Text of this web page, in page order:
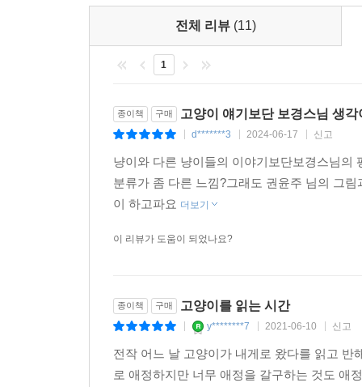
서면서부터 내는 소리이다. ‘야옹’ 분명한 소리가
고 투명한 소리. ‘한없이 투명한 블루’의 울림이
장 그립고 생각나는 것이 냥이가 나를 찾는 그 소
존재의 이유가 있다, 그리고 각자 존재하는 방식
같은 생명이라는 것이다. 우리가 세상에 태어난
이럴 때 고양이 처방전 10
1 새끼 고양이는 어미 고양이의 방식을 따른다 :
2 고양이는 인내심을 가지고 기다리면 온다 : 관
3 고양이는 어딘가를 보고 있는 듯하지만 정작
4 아무리 궁금해도 고양이 마음은 다 알 수 없다 :
6 고양이의 하품도 역사가 될 수 있을까 : 수만
생각하면 매 순간 소중해지지.
7 고양이는 물방울. 복잡한 물건 사이를 걸림없이
8 고양이는 있는 그대로 완벽한 존재이다 : 사실
전체 리뷰 (11)
1
종이책 구매 고양이 얘기보단 보경스님 생각
d*******3 2024-06-17 신고
냥이와 다른 냥이들의 이야기보단보경스님의
분류가 좀 다른 느낌?그래도 권윤주 님의 그
이 하고파요 더보기
이 리뷰가 도움이 되었나요?
종이책 구매 고양이를 읽는 시간
y********7 2021-06-10 신고
전작 어느 날 고양이가 내게로 왔다를 읽고
로 애정하지만 너무 애정을 갈구하는 것도 애